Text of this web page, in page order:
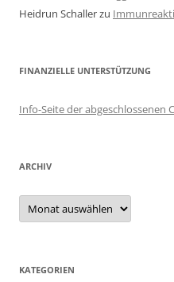
Heidrun Schallerzu
FINANZIELLE UNTERSTÜTZUNG
Info-Seite der abgeschlossenen
ARCHIV
Archiv
KATEGORIEN